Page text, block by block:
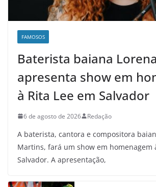
FAMOSOS
Baterista baiana
apresenta show em
à Rita Lee em Salvador
6 de agosto de 2026 Redação
A baterista, cantora e compositora
Martins, fará um show em homenagem
Salvador. A apresentação,